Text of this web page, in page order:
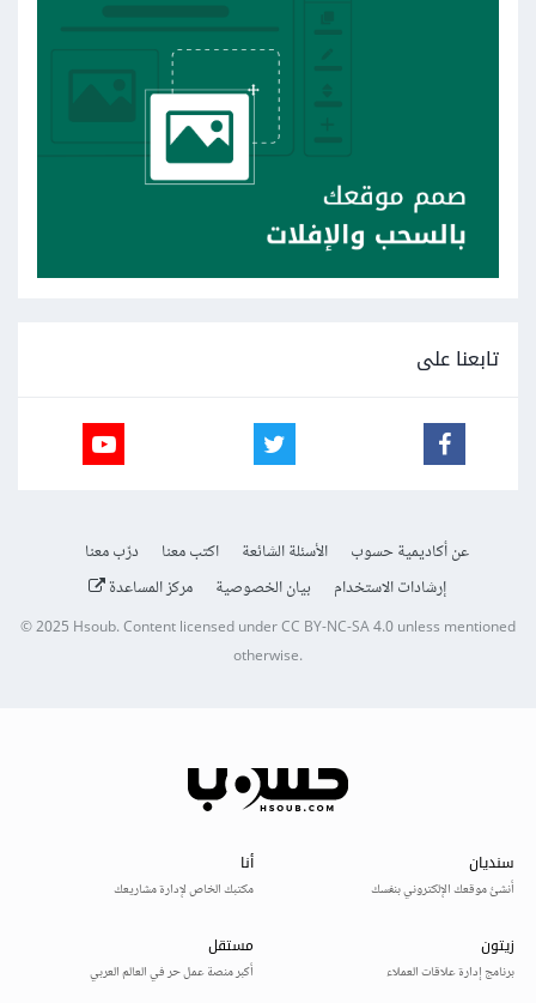
تابعنا على
عن أكاديمية حسوب الأسئلة الشائعة اكتب معنا
درّب معنا
إرشادات الاستخدام
بيان الخصوصية مركز المساعدة
© 2025Hsoub.Content licensed underCC BY-NC-SA 4.0unless mentioned
otherwise.